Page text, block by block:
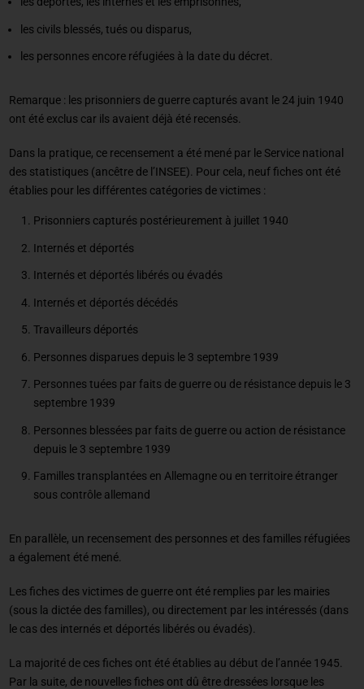
les civils blessés, tués ou disparus,
les personnes encore réfugiées à la date du décret.
Remarque : les prisonniers de guerre capturés avant le 24 juin 1940
ont été exclus car ils avaient déjà été recensés.
Dans la pratique, ce recensement a été mené par le Service national
des statistiques (ancêtre de l’INSEE). Pour cela, neuf fiches ont été
établies pour les différentes catégories de victimes :
Prisonniers capturés postérieurement à juillet 1940
Internés et déportés
Internés et déportés libérés ou évadés
Internés et déportés décédés
Travailleurs déportés
Personnes disparues depuis le 3 septembre 1939
Personnes tuées par faits de guerre ou de résistance depuis le 3
septembre 1939
Personnes blessées par faits de guerre ou action de résistance
depuis le 3 septembre 1939
Familles transplantées en Allemagne ou en territoire étranger
sous contrôle allemand
En parallèle, un recensement des personnes et des familles réfugiées
a également été mené.
Les fiches des victimes de guerre ont été remplies par les mairies
(sous la dictée des familles), ou directement par les intéressés (dans
le cas des internés et déportés libérés ou évadés).
La majorité de ces fiches ont été établies au début de l’année 1945.
Par la suite, de nouvelles fiches ont dû être dressées lorsque les